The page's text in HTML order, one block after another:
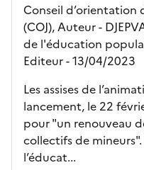
Conseil d’orientation
(COJ), Auteur -
de l'éducation
Editeur- 13/04/2023
Les assises de
lancement, le 22
pour "un renouveau
collectifs de
l’éducat...